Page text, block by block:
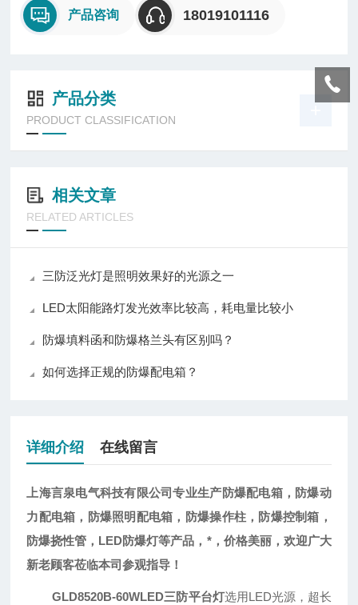
产品咨询 18019101116
产品分类
PRODUCT CLASSIFICATION
相关文章
RELATED ARTICLES
三防泛光灯是照明效果好的光源之一
LED太阳能路灯发光效率比较高，耗电量比较小
防爆填料函和防爆格兰头有区别吗？
如何选择正规的防爆配电箱？
详细介绍 在线留言
上海言泉电气科技有限公司专业生产防爆配电箱，防爆动
力配电箱，防爆照明配电箱，防爆操作柱，防爆控制箱，
防爆挠性管，LED防爆灯等产品，*，价格美丽，欢迎广大
新老顾客莅临本司参观指导！
GLD8520B-60WLED三防平台灯选用LED光源，超长